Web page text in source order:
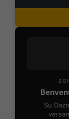
Su